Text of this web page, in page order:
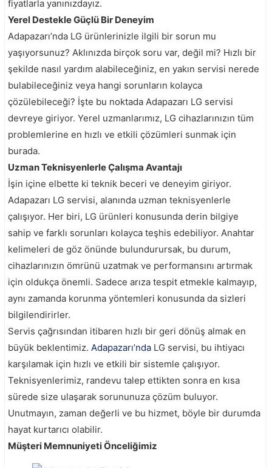
fiyatlarla yanınızdayız.
Yerel Destekle Güçlü Bir Deneyim
Adapazarı’nda LG ürünlerinizle ilgili bir sorun mu
yaşıyorsunuz? Aklınızda birçok soru var, değil mi? Hızlı bir
şekilde nasıl yardım alabileceğiniz, en yakın servisi nerede
bulabileceğiniz veya hangi sorunların kolayca
çözülebileceği? İşte bu noktada Adapazarı LG servisi
devreye giriyor. Yerel uzmanlarımız, LG cihazlarınızın tüm
problemlerine en hızlı ve etkili çözümleri sunmak için
burada.
Uzman Teknisyenlerle Çalışma Avantajı
İşin içine elbette ki teknik beceri ve deneyim giriyor.
Adapazarı LG servisi, alanında uzman teknisyenlerle
çalışıyor. Her biri, LG ürünleri konusunda derin bilgiye
sahip ve farklı sorunları kolayca teşhis edebiliyor. Anahtar
kelimeleri de göz önünde bulundurursak, bu durum,
cihazlarınızın ömrünü uzatmak ve performansını artırmak
için oldukça önemli. Sadece arıza tespit etmekle kalmayıp,
aynı zamanda korunma yöntemleri konusunda da sizleri
bilgilendirirler.
Servis çağrısından itibaren hızlı bir geri dönüş almak en
büyük beklentimiz. Adapazarı’nda LG servisi, bu ihtiyacı
karşılamak için hızlı ve etkili bir sistemle çalışıyor.
Teknisyenlerimiz, randevu talep ettikten sonra en kısa
sürede size ulaşarak sorununuza çözüm buluyor.
Unutmayın, zaman değerli ve bu hizmet, böyle bir durumda
hayat kurtarıcı olabilir.
Müşteri Memnuniyeti Önceliğimiz